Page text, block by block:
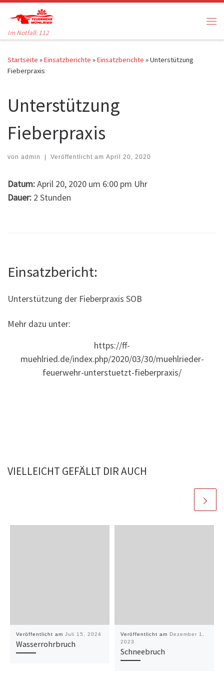
Zum Inhalt springen
Im Notfall: 112
Startseite »Einsatzberichte »Einsatzberichte »Unterstützung
Fieberpraxis
Unterstützung
Fieberpraxis
von admin | Veröffentlicht am April 20, 2020
Datum:April 20, 2020 um 6:00 pm Uhr
Dauer: 2 Stunden
Einsatzbericht:
Unterstützung der Fieberpraxis SOB
Mehr dazu unter:
https://ff-
muehlried.de/index.php/2020/03/30/muehlrieder-
feuerwehr-unterstuetzt-fieberpraxis/
VIELLEICHT GEFÄLLT DIR AUCH
Veröffentlicht am Juli 15, 2024
Wasserrohrbruch
Veröffentlicht am Dezember 1,
2023
Schneebruch